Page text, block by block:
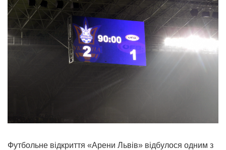
Футбольне відкриття «Арени Львів» відбулося одним з